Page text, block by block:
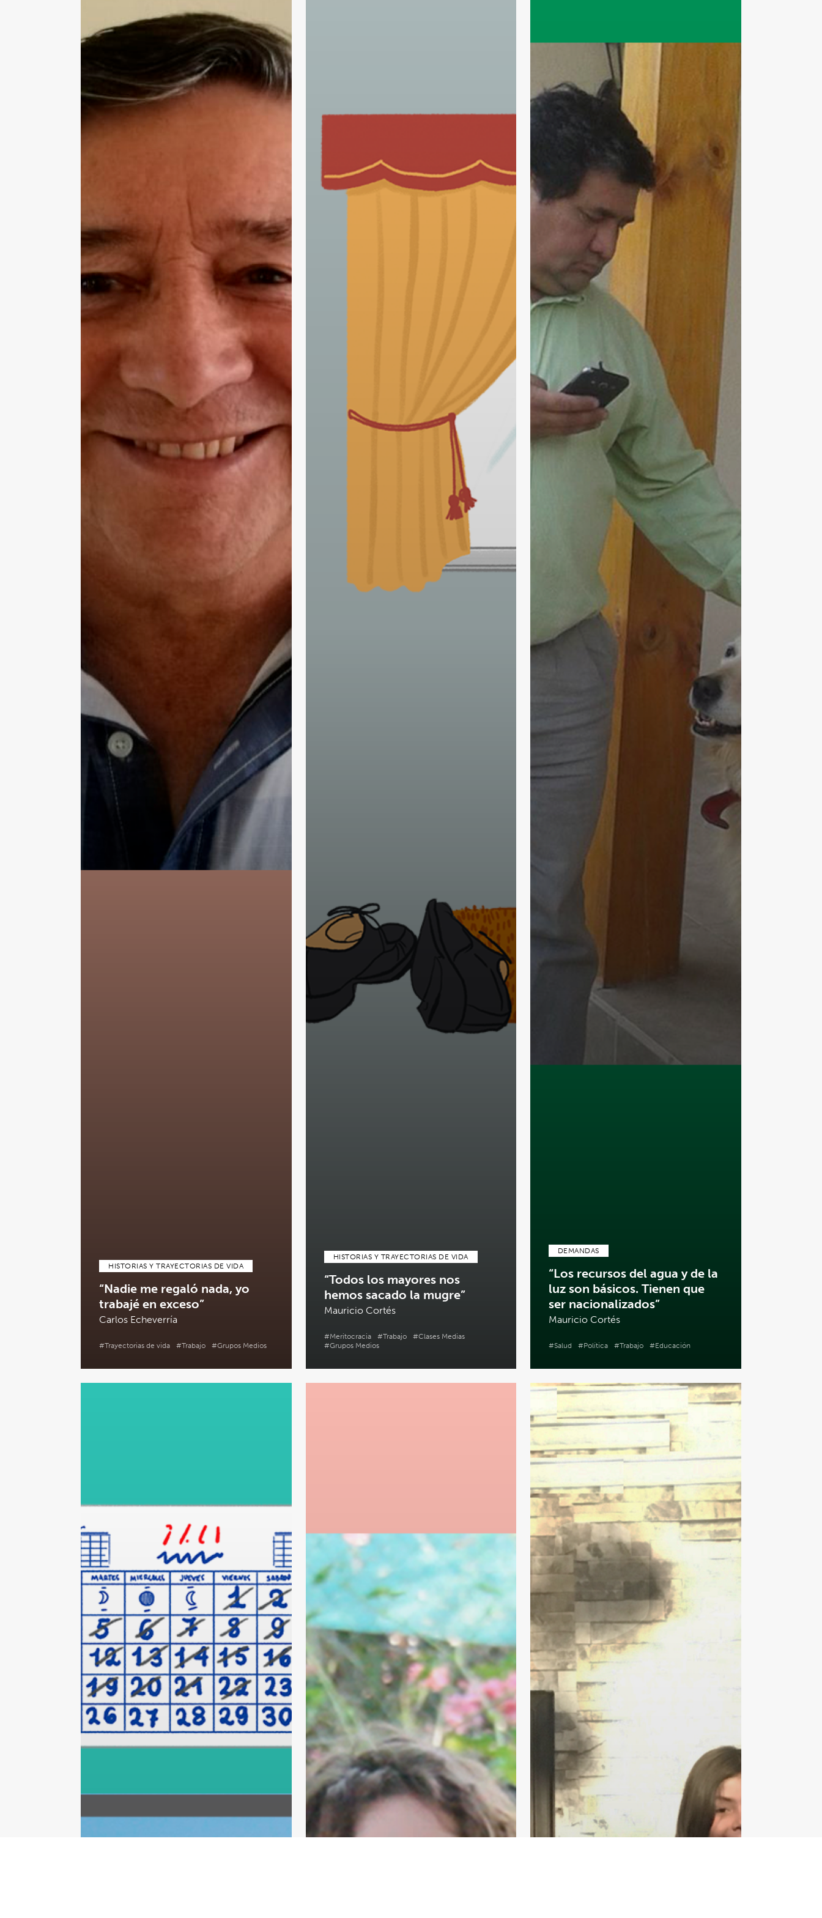
HISTORIAS Y TRAYECTORIAS DE VIDA
“Nadie me regaló nada, yo
trabajé en exceso”
Carlos Echeverría
#Trayectorias de vida #Trabajo #Grupos Medios
HISTORIAS Y TRAYECTORIAS DE VIDA
“Todos los mayores nos
hemos sacado la mugre”
Mauricio Cortés
#Meritocracia #Trabajo
#Clases Medias
#Grupos Medios
DEMANDAS
“Los recursos del agua y de la
luz son básicos. Tienen que
ser nacionalizados”
Mauricio Cortés
#Salud #Política #Trabajo #Educación